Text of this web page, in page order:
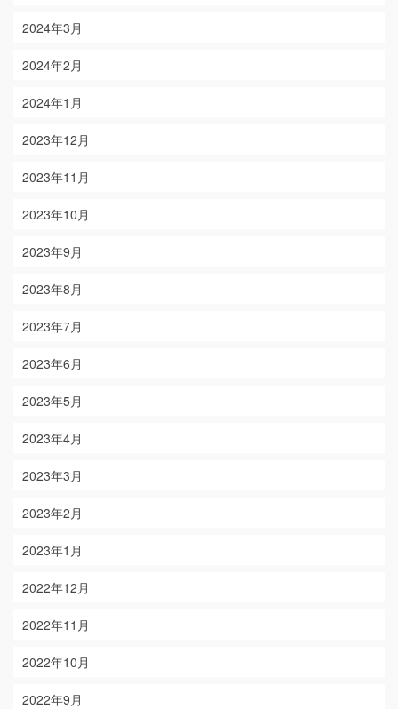
2024年3月
2024年2月
2024年1月
2023年12月
2023年11月
2023年10月
2023年9月
2023年8月
2023年7月
2023年6月
2023年5月
2023年4月
2023年3月
2023年2月
2023年1月
2022年12月
2022年11月
2022年10月
2022年9月